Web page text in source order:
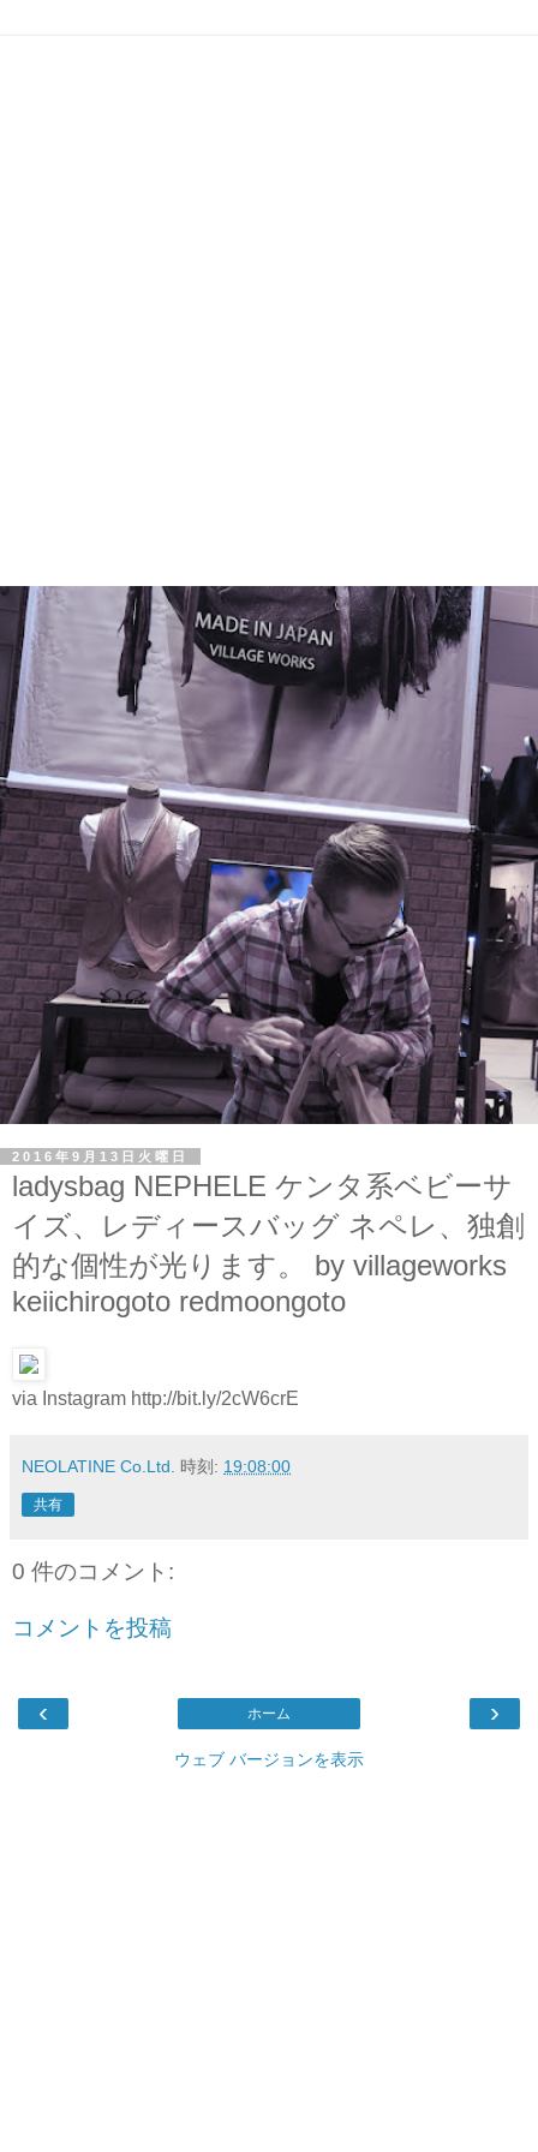
2016年9月13日火曜日
ladysbag NEPHELE ケンタ系ベビーサ
イズ、レディースバッグ ネペレ、独創
的な個性が光ります。 by villageworks
keiichirogoto redmoongoto
via Instagram http://bit.ly/2cW6crE
NEOLATINE Co.Ltd. 時刻: 19:08:00
共有
0 件のコメント:
コメントを投稿
‹ ›
ホーム
ウェブ バージョンを表示